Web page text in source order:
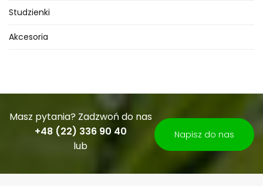
Studzienki
Akcesoria
Masz pytania? Zadzwoń do nas
+48 (22) 336 90 40
lub
Napisz do nas